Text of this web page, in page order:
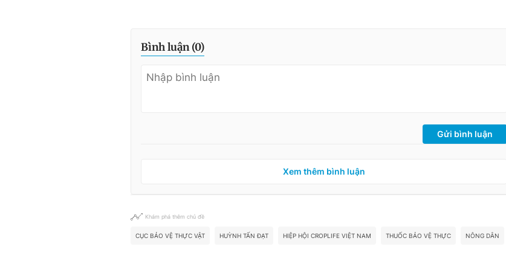
Bình luận (0)
Gửi bình luận
Xem thêm bình luận
Khám phá thêm chủ đề
CỤC BẢO VỆ THỰC VẬT HUỲNH TẤN ĐẠT HIỆP HỘI CROPLIFE VIỆT NAM THUỐC BẢO VỆ THỰC NÔNG DÂN